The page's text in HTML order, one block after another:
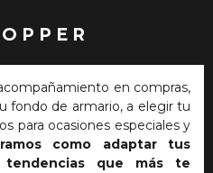
en compras,
fondo de armario, a elegir tu
para ocasiones especiales y
como adaptar tus
que más te